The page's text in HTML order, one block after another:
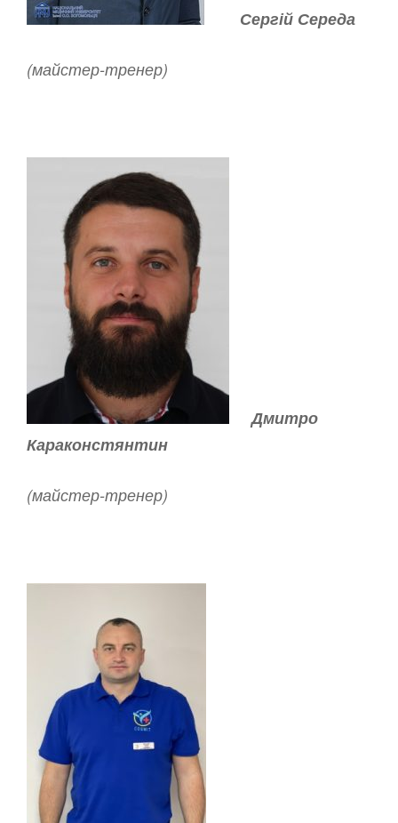
Сергій Середа
(майстер-тренер)
Дмитро
Караконстянтин
(майстер-тренер)